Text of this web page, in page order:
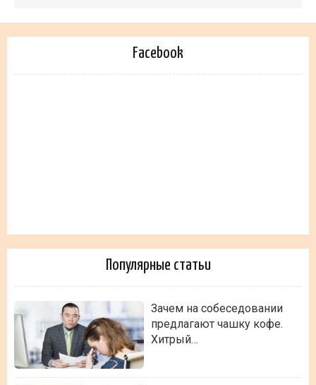
Facebook
Популярные статьи
Зачем на собеседовании
предлагают чашку кофе.
Хитрый…